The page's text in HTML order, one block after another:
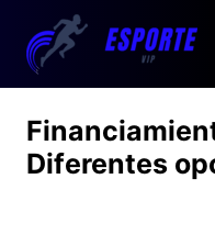
Diferentes